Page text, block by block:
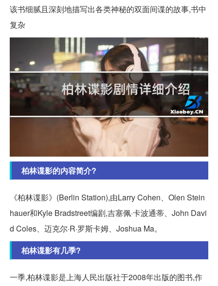
该书细腻且深刻地描写出各类神秘的双面间谍的故事,书中
复杂
柏林谍影的内容简介?
《柏林谍影》(Berlin Station),由Larry Cohen、Olen Stein
hauer和Kyle Bradstreet编剧,吉塞佩·卡波通蒂、John Davi
d Coles、迈克尔·R·罗斯卡姆、Joshua Ma。
柏林谍影有几季?
一季,柏林谍影是上海人民出版社于2008年出版的图书,作